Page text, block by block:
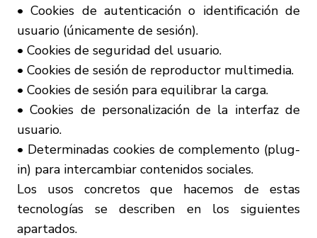
• Cookies de autenticación o identificación de
usuario (únicamente de sesión).
• Cookies de seguridad del usuario.
• Cookies de sesión de reproductor multimedia.
• Cookies de sesión para equilibrar la carga.
• Cookies de personalización de la interfaz de
usuario.
• Determinadas cookies de complemento (plug-
in) para intercambiar contenidos sociales.
Los usos concretos que hacemos de estas
tecnologías se describen en los siguientes
apartados.